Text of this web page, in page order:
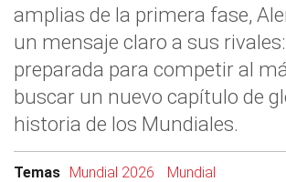
amplias de la primera fase,
un mensaje claro a sus
preparada para competir al
buscar un nuevo capítulo de
historia de los Mundiales.
Temas Mundial 2026 Mundial